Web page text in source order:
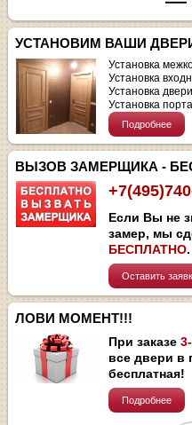
УСТАНОВИМ ВАШИ
Установка
Установка
Установка
Установка
Подробнее
ВЫЗОВ ЗАМЕРЩИКА -
Если Вы не
замер, мы
БЕСПЛАТНО.
Оставить
ЛОВИ МОМЕНТ!!!
При заказе
все двери в
бесплатная!
Подробнее